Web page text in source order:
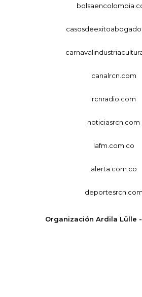
canalrcn.com
rcnradio.com
noticiasrcn.com
lafm.com.co
alerta.com.co
deportesrcn.com
Organización Ardila Lülle